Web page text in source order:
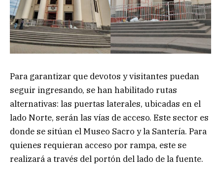
Para garantizar que devotos y visitantes puedan
seguir ingresando, se han habilitado rutas
alternativas: las puertas laterales, ubicadas en el
lado Norte, serán las vías de acceso. Este sector es
donde se sitúan el Museo Sacro y la Santería. Para
quienes requieran acceso por rampa, este se
realizará a través del portón del lado de la fuente.